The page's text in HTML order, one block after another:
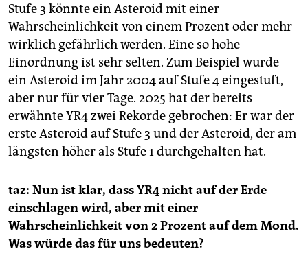
Stufe 3 könnte ein Asteroid mit einer
Wahrscheinlichkeit von einem Prozent oder mehr
wirklich gefährlich werden. Eine so hohe
Einordnung ist sehr selten. Zum Beispiel wurde
ein Asteroid im Jahr 2004 auf Stufe 4 eingestuft,
aber nur für vier Tage. 2025 hat der bereits
erwähnte YR4 zwei Rekorde gebrochen: Er war der
erste Asteroid auf Stufe 3 und der Asteroid, der am
längsten höher als Stufe 1 durchgehalten hat.
taz: Nun ist klar, dass YR4 nicht auf der Erde
einschlagen wird, aber mit einer
Wahrscheinlichkeit von 2 Prozent auf dem Mond.
Was würde das für uns bedeuten?